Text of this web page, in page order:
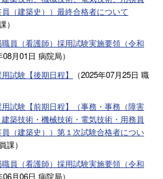
員（建築史））最終合格者について
）
員（看護師）採用試験実施要領（令和
08月01日 病院局）
試験【後期日程】
（2025年07月25日 職
試験【前期日程】（事務・事務（障害
築技術・機械技術・電気技術・用務員
員（建築史））第１次試験合格者につい
課）
員（看護師）採用試験実施要領（令和
06月06日 病院局）